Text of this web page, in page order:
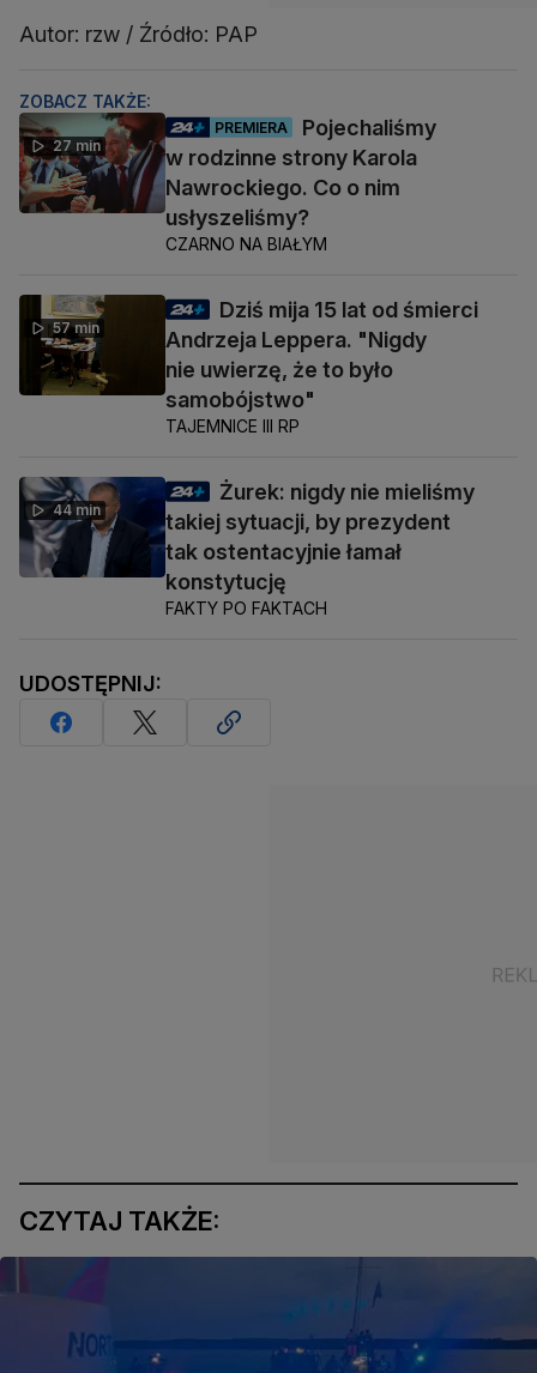
Autor: rzw / Źródło: PAP
ZOBACZ TAKŻE:
27 min
PREMIERA
Pojechaliśmy
w rodzinne strony Karola
Nawrockiego. Co o nim
usłyszeliśmy?
CZARNO NA BIAŁYM
57 min
Dziś mija 15 lat od śmierci
Andrzeja Leppera. "Nigdy
nie uwierzę, że to było
samobójstwo"
TAJEMNICE III RP
44 min
Żurek: nigdy nie mieliśmy
takiej sytuacji, by prezydent
tak ostentacyjnie łamał
konstytucję
FAKTY PO FAKTACH
UDOSTĘPNIJ:
CZYTAJ TAKŻE: